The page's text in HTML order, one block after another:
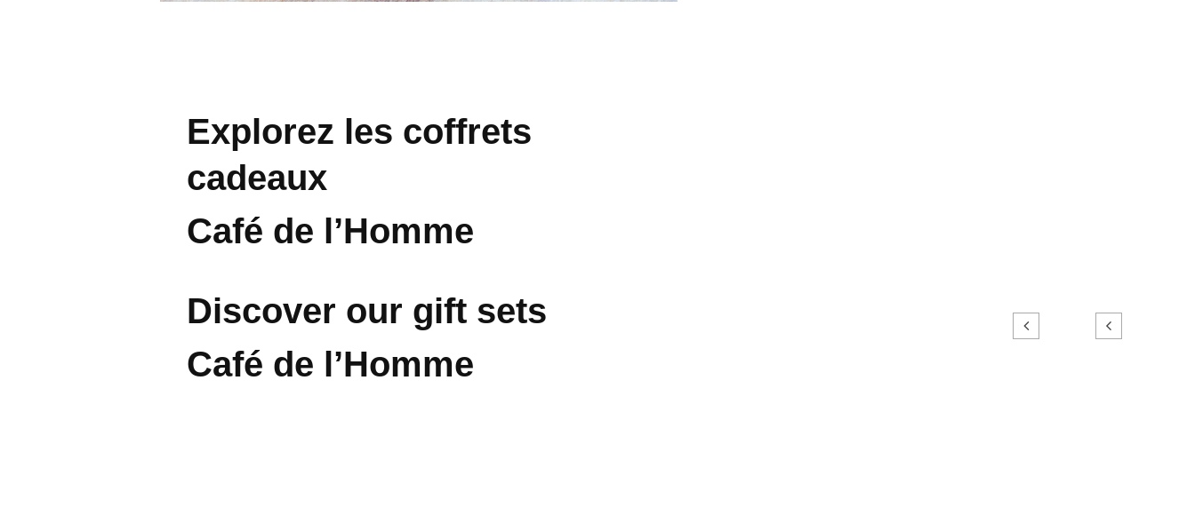
Explorez les coffrets
cadeaux
Café de l’Homme
Discover our gift sets
Café de l’Homme